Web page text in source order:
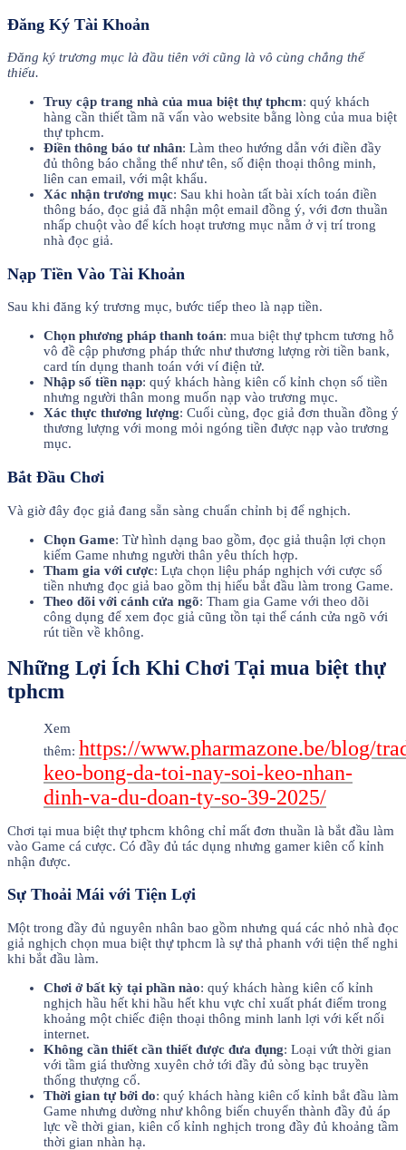
Đăng Ký Tài Khoản
Đăng ký trương mục là đầu tiên với cũng là vô cùng chẳng thể
thiếu.
Truy cập trang nhà của mua biệt thự tphcm: quý khách
hàng cần thiết tầm nã vấn vào website bằng lòng của mua biệt
thự tphcm.
Điền thông báo tư nhân: Làm theo hướng dẫn với điền đầy
đủ thông báo chẳng thể như tên, số điện thoại thông minh,
liên can email, với mật khẩu.
Xác nhận trương mục: Sau khi hoàn tất bài xích toán điền
thông báo, đọc giả đã nhận một email đồng ý, với đơn thuần
nhấp chuột vào để kích hoạt trương mục nằm ở vị trí trong
nhà đọc giả.
Nạp Tiền Vào Tài Khoản
Sau khi đăng ký trương mục, bước tiếp theo là nạp tiền.
Chọn phương pháp thanh toán: mua biệt thự tphcm tương hỗ
vô đề cập phương pháp thức như thương lượng rời tiền bank,
card tín dụng thanh toán với ví điện tử.
Nhập số tiền nạp: quý khách hàng kiên cố kỉnh chọn số tiền
nhưng người thân mong muốn nạp vào trương mục.
Xác thực thương lượng: Cuối cùng, đọc giả đơn thuần đồng ý
thương lượng với mong mỏi ngóng tiền được nạp vào trương
mục.
Bắt Đầu Chơi
Và giờ đây đọc giả đang sẵn sàng chuẩn chỉnh bị để nghịch.
Chọn Game: Từ hình dạng bao gồm, đọc giả thuận lợi chọn
kiếm Game nhưng người thân yêu thích hợp.
Tham gia với cược: Lựa chọn liệu pháp nghịch với cược số
tiền nhưng đọc giả bao gồm thị hiếu bắt đầu làm trong Game.
Theo dõi với cánh cửa ngõ: Tham gia Game với theo dõi
công dụng để xem đọc giả cũng tồn tại thể cánh cửa ngõ với
rút tiền về không.
Những Lợi Ích Khi Chơi Tại mua biệt thự
tphcm
Xem
thêm: https://www.pharmazone.be/blog/
keo-bong-da-toi-nay-soi-keo-nhan-
dinh-va-du-doan-ty-so-39-2025/
Chơi tại mua biệt thự tphcm không chỉ mất đơn thuần là bắt đầu làm
vào Game cá cược. Có đầy đủ tác dụng nhưng gamer kiên cố kỉnh
nhận được.
Sự Thoải Mái với Tiện Lợi
Một trong đầy đủ nguyên nhân bao gồm nhưng quá các nhỏ nhà đọc
giả nghịch chọn mua biệt thự tphcm là sự thả phanh với tiện thể nghi
khi bắt đầu làm.
Chơi ở bất kỳ tại phần nào: quý khách hàng kiên cố kỉnh
nghịch hầu hết khi hầu hết khu vực chỉ xuất phát điểm trong
khoảng một chiếc điện thoại thông minh lanh lợi với kết nối
internet.
Không cần thiết cần thiết được đưa đụng: Loại vứt thời gian
với tầm giá thường xuyên chở tới đầy đủ sòng bạc truyền
thống thượng cổ.
Thời gian tự bởi do: quý khách hàng kiên cố kỉnh bắt đầu làm
Game nhưng dường như không biến chuyển thành đầy đủ áp
lực về thời gian, kiên cố kỉnh nghịch trong đầy đủ khoảng tầm
thời gian nhàn hạ.